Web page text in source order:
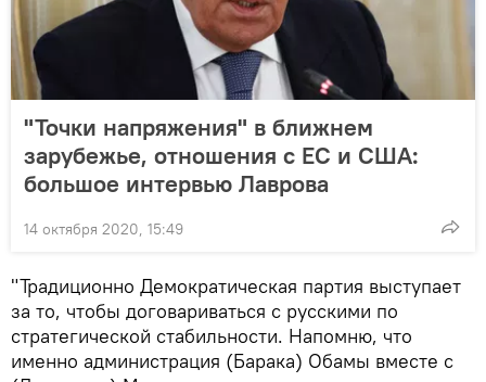
"Точки напряжения" в ближнем
зарубежье, отношения с ЕС и США:
большое интервью Лаврова
14 октября 2020, 15:49
"Традиционно Демократическая партия выступает
за то, чтобы договариваться с русскими по
стратегической стабильности. Напомню, что
именно администрация (Барака) Обамы вместе с